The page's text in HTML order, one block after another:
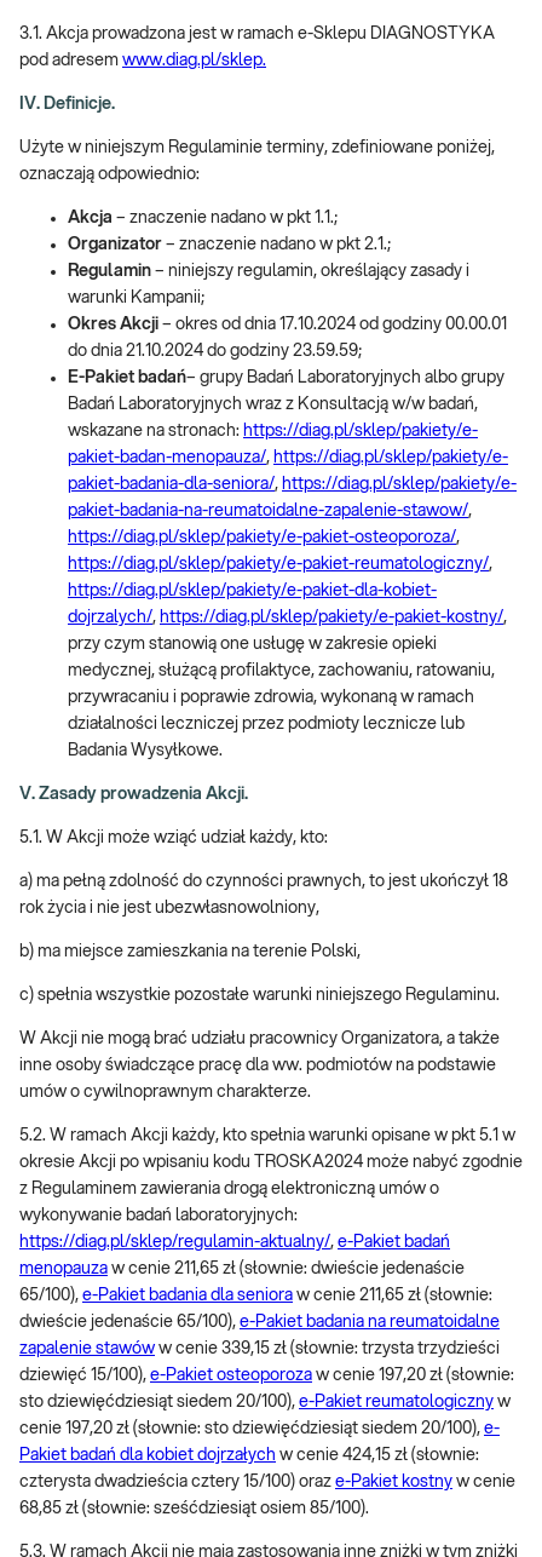
3.1. Akcja prowadzona jest w ramach e-Sklepu DIAGNOSTYKA
pod adresem www.diag.pl/sklep.
IV. Definicje.
Użyte w niniejszym Regulaminie terminy, zdefiniowane poniżej,
oznaczają odpowiednio:
Akcja – znaczenie nadano w pkt 1.1.;
Organizator – znaczenie nadano w pkt 2.1.;
Regulamin – niniejszy regulamin, określający zasady i
warunki Kampanii;
Okres Akcji – okres od dnia 17.10.2024 od godziny 00.00.01
do dnia 21.10.2024 do godziny 23.59.59;
E-Pakiet badań– grupy Badań Laboratoryjnych albo grupy
Badań Laboratoryjnych wraz z Konsultacją w/w badań,
wskazane na stronach: https://diag.pl/sklep/pakiety/e-
pakiet-badan-menopauza/, https://diag.pl/sklep/pakiety/e-
pakiet-badania-dla-seniora/, https://diag.pl/sklep/pakiety/e-
pakiet-badania-na-reumatoidalne-zapalenie-stawow/,
https://diag.pl/sklep/pakiety/e-pakiet-osteoporoza/,
https://diag.pl/sklep/pakiety/e-pakiet-reumatologiczny/,
https://diag.pl/sklep/pakiety/e-pakiet-dla-kobiet-
dojrzalych/, https://diag.pl/sklep/pakiety/e-pakiet-kostny/,
przy czym stanowią one usługę w zakresie opieki
medycznej, służącą profilaktyce, zachowaniu, ratowaniu,
przywracaniu i poprawie zdrowia, wykonaną w ramach
działalności leczniczej przez podmioty lecznicze lub
Badania Wysyłkowe.
V. Zasady prowadzenia Akcji.
5.1. W Akcji może wziąć udział każdy, kto:
a) ma pełną zdolność do czynności prawnych, to jest ukończył 18
rok życia i nie jest ubezwłasnowolniony,
b) ma miejsce zamieszkania na terenie Polski,
c) spełnia wszystkie pozostałe warunki niniejszego Regulaminu.
W Akcji nie mogą brać udziału pracownicy Organizatora, a także
inne osoby świadczące pracę dla ww. podmiotów na podstawie
umów o cywilnoprawnym charakterze.
5.2. W ramach Akcji każdy, kto spełnia warunki opisane w pkt 5.1 w
okresie Akcji po wpisaniu kodu TROSKA2024 może nabyć zgodnie
z Regulaminem zawierania drogą elektroniczną umów o
wykonywanie badań laboratoryjnych:
https://diag.pl/sklep/regulamin-aktualny/, e-Pakiet badań
menopauza w cenie 211,65 zł (słownie: dwieście jedenaście
65/100), e-Pakiet badania dla seniora w cenie 211,65 zł (słownie:
dwieście jedenaście 65/100), e-Pakiet badania na reumatoidalne
zapalenie stawów w cenie 339,15 zł (słownie: trzysta trzydzieści
dziewięć 15/100), e-Pakiet osteoporoza w cenie 197,20 zł (słownie:
sto dziewięćdziesiąt siedem 20/100), e-Pakiet reumatologiczny w
cenie 197,20 zł (słownie: sto dziewięćdziesiąt siedem 20/100), e-
Pakiet badań dla kobiet dojrzałych w cenie 424,15 zł (słownie:
czterysta dwadzieścia cztery 15/100) oraz e-Pakiet kostny w cenie
68,85 zł (słownie: sześćdziesiąt osiem 85/100).
5.3. W ramach Akcji nie mają zastosowania inne zniżki w tym zniżki